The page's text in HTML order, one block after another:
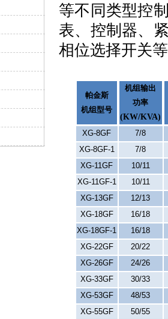
等不同类型控
表、控制器、
相位选择开关
帕金斯
机组型号
机组输出
功率
(KW/KVA)
XG-8GF
7/8
XG-8GF-1
7/8
XG-11GF
10/11
XG-11GF-1
10/11
XG-13GF
12/13
XG-18GF
16/18
XG-18GF-1
16/18
XG-22GF
20/22
XG-26GF
24/26
XG-33GF
30/33
XG-53GF
48/53
XG-55GF
50/55